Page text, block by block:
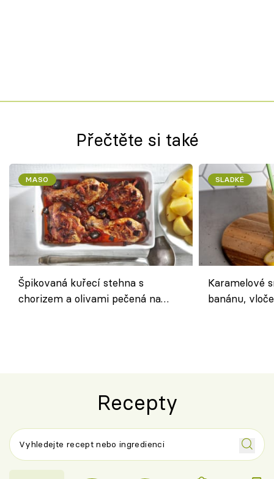
Přečtěte si také
MASO
Špikovaná kuřecí stehna s
chorizem a olivami pečená na
SLADKÉ
Karamelové
banánu,
Recepty